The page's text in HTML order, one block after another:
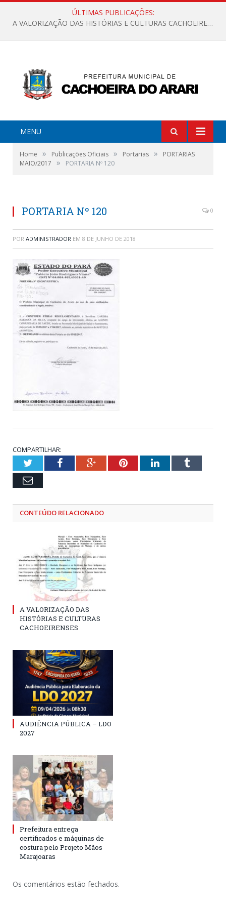
ÚLTIMAS PUBLICAÇÕES:
A VALORIZAÇÃO DAS HISTÓRIAS E CULTURAS CACHOEIRENSES
MENU
Home » Publicações Oficiais » Portarias »
PORTARIAS
MAIO/2017
» PORTARIA Nº 120
PORTARIA Nº 120 0
POR ADMINISTRADOR EM 8 DE JUNHO DE 2018
COMPARTILHAR:
TwitterFacebookGoogle+PinterestLinkedInTumblr
Email
CONTEÚDO RELACIONADO
A VALORIZAÇÃO DAS
HISTÓRIAS E CULTURAS
CACHOEIRENSES
AUDIÊNCIA PÚBLICA – LDO
2027
Prefeitura entrega
certificados e máquinas de
costura pelo Projeto Mãos
Marajoaras
Os comentários estão fechados.